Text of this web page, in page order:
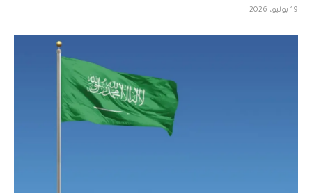
19 يوليو، 2026